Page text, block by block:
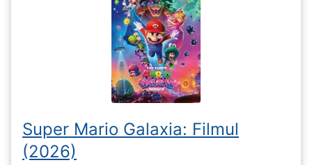
Super Mario Galaxia: Filmul
(2026)